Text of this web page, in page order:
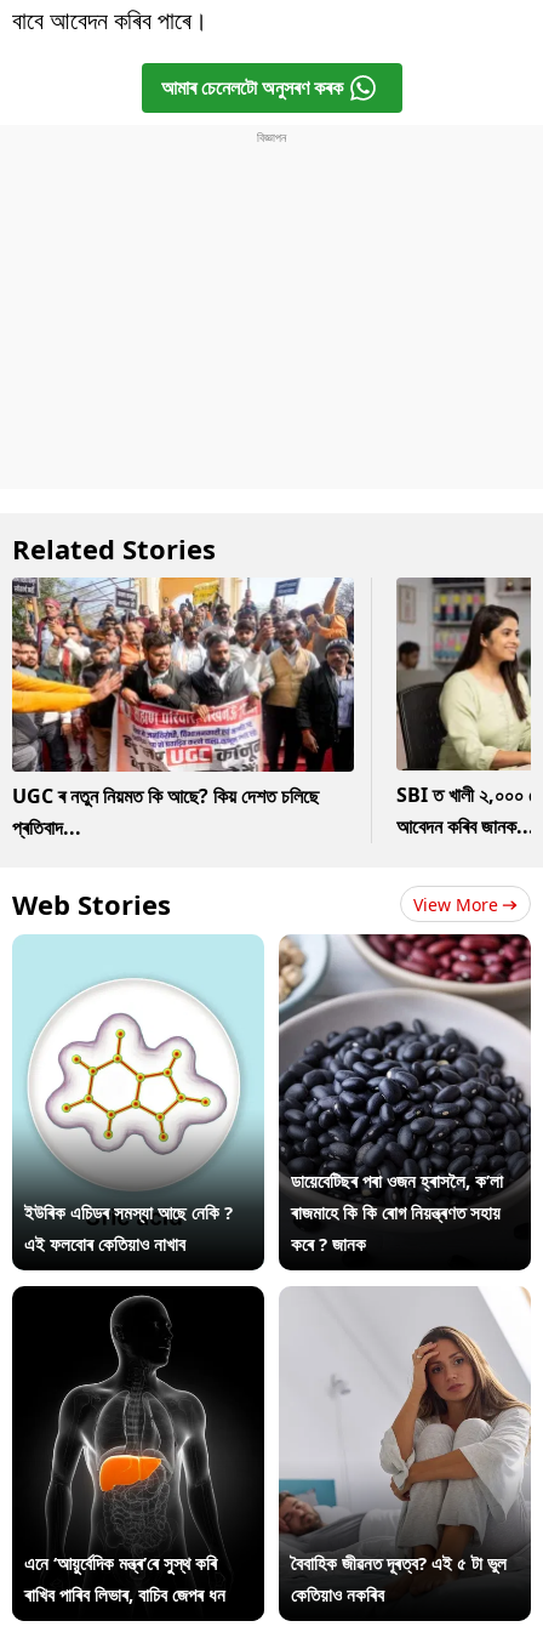
বাবে আবেদন কৰিব পাৰে।
আমাৰ চেনেলটো অনুসৰণ কৰক
Related Stories
UGC ৰ নতুন নিয়মত কি আছে? কিয় দেশত চলিছে
প্ৰতিবাদ...
SBI ত খালী ২,০০০
আবেদন কৰিব জানক...
Web Stories View More
ইউৰিক এচিডৰ সমস্যা আছে নেকি ?
এই ফলবোৰ কেতিয়াও নাখাব
ডায়েবেটিছৰ পৰা ওজন হ্ৰাসলৈ, ক’লা
ৰাজমাহে কি কি ৰোগ নিয়ন্ত্ৰণত সহায়
কৰে ? জানক
এনে ‘আয়ুৰ্বেদিক মন্ত্ৰ’ৰে সুস্থ কৰি
ৰাখিব পাৰিব লিভাৰ, বাচিব জেপৰ ধন
বৈবাহিক জীৱনত দূৰত্ব? এই ৫ টা ভুল
কেতিয়াও নকৰিব